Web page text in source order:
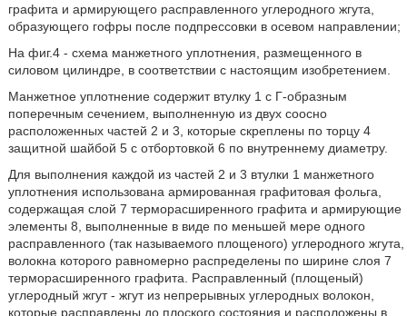
графита и армирующего расправленного углеродного жгута,
образующего гофры после подпрессовки в осевом направлении;
На фиг.4 - схема манжетного уплотнения, размещенного в
силовом цилиндре, в соответствии с настоящим изобретением.
Манжетное уплотнение содержит втулку 1 с Г-образным
поперечным сечением, выполненную из двух соосно
расположенных частей 2 и 3, которые скреплены по торцу 4
защитной шайбой 5 с отбортовкой 6 по внутреннему диаметру.
Для выполнения каждой из частей 2 и 3 втулки 1 манжетного
уплотнения использована армированная графитовая фольга,
содержащая слой 7 терморасширенного графита и армирующие
элементы 8, выполненные в виде по меньшей мере одного
расправленного (так называемого площеного) углеродного жгута,
волокна которого равномерно распределены по ширине слоя 7
терморасширенного графита. Расправленный (площеный)
углеродный жгут - жгут из непрерывных углеродных волокон,
которые расправлены до плоского состояния и расположены в